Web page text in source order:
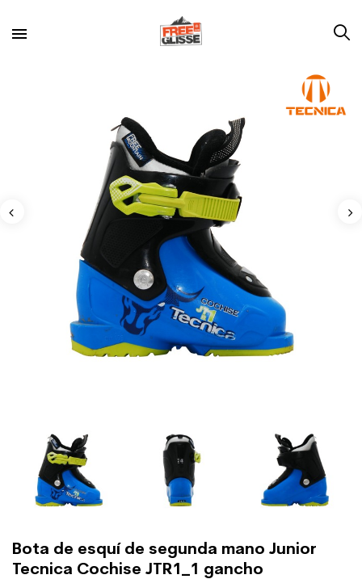
Bota de esquí de segunda mano Junior
Tecnica Cochise JTR1_1 gancho